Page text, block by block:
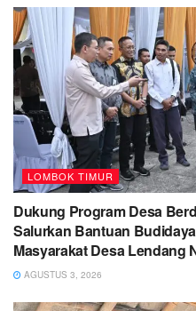
LOMBOK TIMUR
Dukung Program Desa
Salurkan Bantuan
Masyarakat Desa Lendang
AGUSTUS 3, 2026